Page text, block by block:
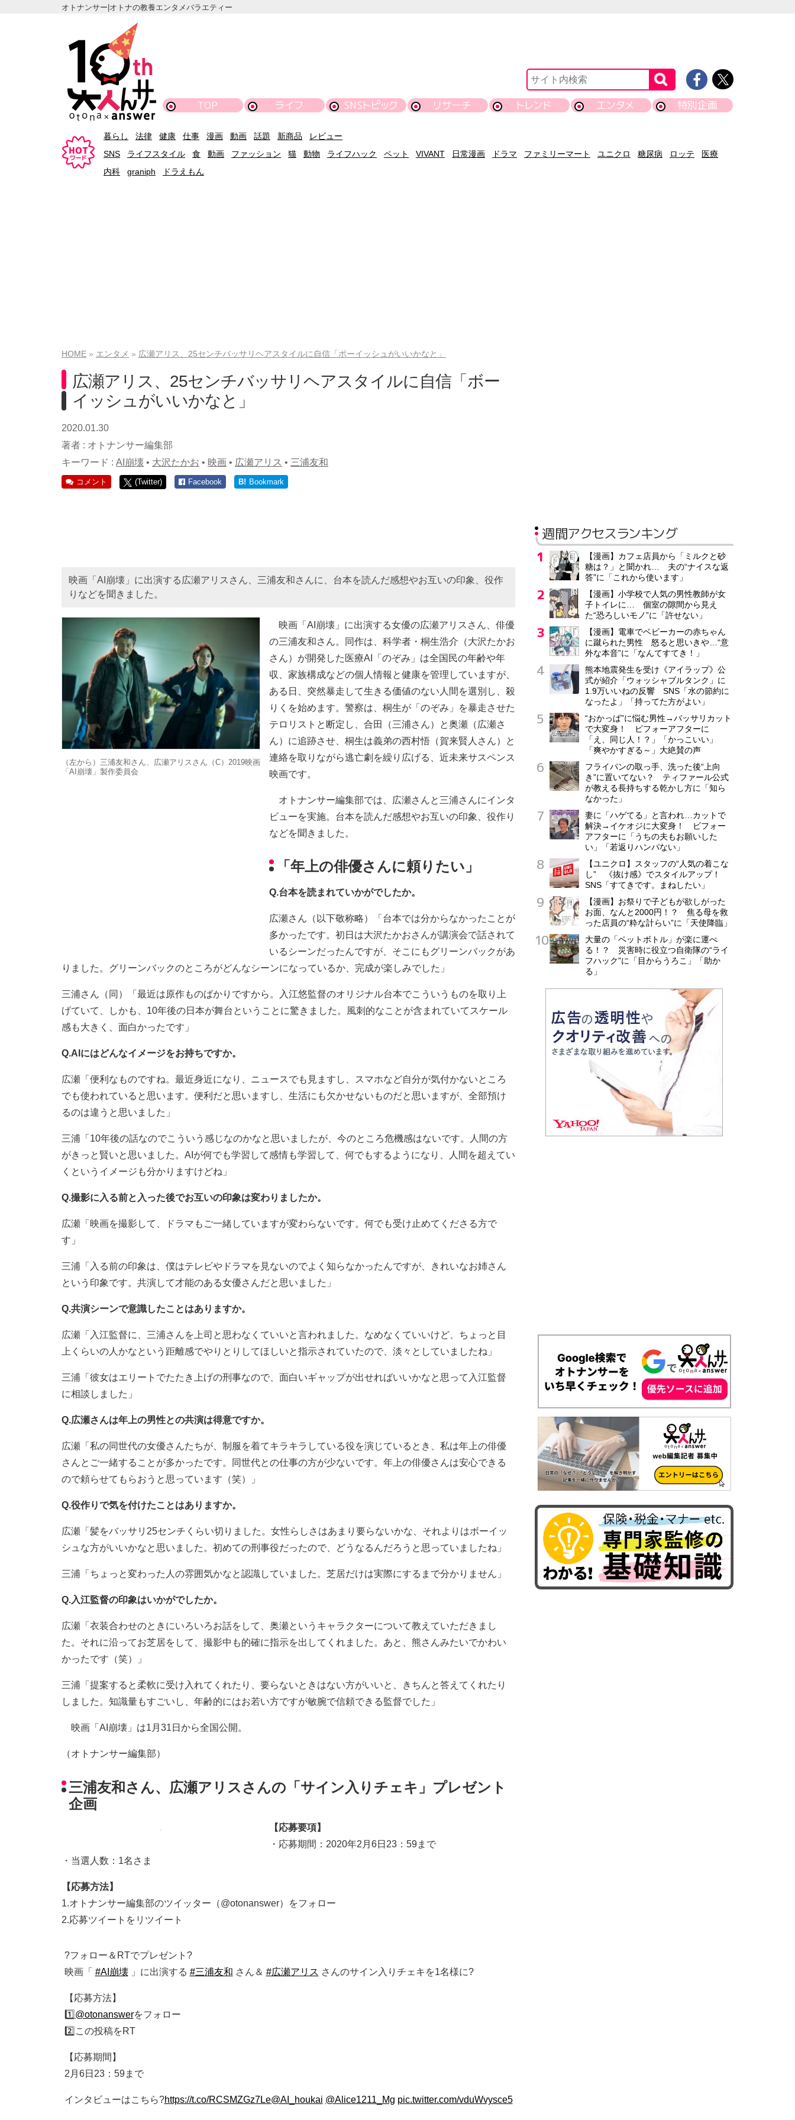
オトナンサー|オトナの教養エンタメバラエティー
TOP ライフ SNSトピック リサーチ トレンド エンタメ 特別企画
暮らし 法律 健康 仕事 漫画 動画 話題 新商品
レビュー
SNS
ライフスタイル 食 動画 ファッション 猫 動物 ライフハック ペット VIVANT 日常漫画 ドラマ ファミリーマート ユニクロ 糖尿病 ロッテ
医療
内科
graniph ドラえもん
HOME エンタメ 広瀬アリス、25センチバッサリヘアスタイルに自信「ボーイッシュがいいかなと」
広瀬アリス、25センチバッサリヘアスタイルに自信「ボー
イッシュがいいかなと」
2020.01.30
著者 : オトナンサー編集部
キーワード : AI崩壊 • 大沢たかお • 映画 • 広瀬アリス • 三浦友和
コメント (Twitter) Facebook B! Bookmark
映画「AI崩壊」に出演する広瀬アリスさん、三浦友和さんに、台本を読んだ感想やお互いの印象、役作
りなどを聞きました。
（左から）三浦友和さん、広瀬アリスさん（C）2019映画
「AI崩壊」製作委員会
映画「AI崩壊」に出演する女優の広瀬アリスさん、俳優
の三浦友和さん。同作は、科学者・桐生浩介（大沢たかお
さん）が開発した医療AI「のぞみ」は全国民の年齢や年
収、家族構成などの個人情報と健康を管理していますが、
ある日、突然暴走して生きる価値のない人間を選別し、殺
りくを始めます。警察は、桐生が「のぞみ」を暴走させた
テロリストと断定し、合田（三浦さん）と奥瀬（広瀬さ
ん）に追跡させ、桐生は義弟の西村悟（賀来賢人さん）と
連絡を取りながら逃亡劇を繰り広げる、近未来サスペンス
映画です。
オトナンサー編集部では、広瀬さんと三浦さんにインタ
ビューを実施。台本を読んだ感想やお互いの印象、役作り
などを聞きました。
「年上の俳優さんに頼りたい」
Q.台本を読まれていかがでしたか。
広瀬さん（以下敬称略）「台本では分からなかったことが
多かったです。初日は大沢たかおさんが講演会で話されて
いるシーンだったんですが、そこにもグリーンバックがあ
りました。グリーンバックのところがどんなシーンになっているか、完成が楽しみでした」
三浦さん（同）「最近は原作ものばかりですから。入江悠監督のオリジナル台本でこういうものを取り上
げていて、しかも、10年後の日本が舞台ということに驚きました。風刺的なことが含まれていてスケール
感も大きく、面白かったです」
Q.AIにはどんなイメージをお持ちですか。
広瀬「便利なものですね。最近身近になり、ニュースでも見ますし、スマホなど自分が気付かないところ
でも使われていると思います。便利だと思いますし、生活にも欠かせないものだと思いますが、全部預け
るのは違うと思いました」
三浦「10年後の話なのでこういう感じなのかなと思いましたが、今のところ危機感はないです。人間の方
がきっと賢いと思いました。AIが何でも学習して感情も学習して、何でもするようになり、人間を超えてい
くというイメージも分かりますけどね」
Q.撮影に入る前と入った後でお互いの印象は変わりましたか。
広瀬「映画を撮影して、ドラマもご一緒していますが変わらないです。何でも受け止めてくださる方で
す」
三浦「入る前の印象は、僕はテレビやドラマを見ないのでよく知らなかったんですが、きれいなお姉さん
という印象です。共演して才能のある女優さんだと思いました」
Q.共演シーンで意識したことはありますか。
広瀬「入江監督に、三浦さんを上司と思わなくていいと言われました。なめなくていいけど、ちょっと目
上くらいの人かなという距離感でやりとりしてほしいと指示されていたので、淡々としていましたね」
三浦「彼女はエリートでたたき上げの刑事なので、面白いギャップが出せればいいかなと思って入江監督
に相談しました」
Q.広瀬さんは年上の男性との共演は得意ですか。
広瀬「私の同世代の女優さんたちが、制服を着てキラキラしている役を演じているとき、私は年上の俳優
さんとご一緒することが多かったです。同世代との仕事の方が少ないです。年上の俳優さんは安心できる
ので頼らせてもらおうと思っています（笑）」
Q.役作りで気を付けたことはありますか。
広瀬「髪をバッサリ25センチくらい切りました。女性らしさはあまり要らないかな、それよりはボーイッ
シュな方がいいかなと思いました。初めての刑事役だったので、どうなるんだろうと思っていましたね」
三浦「ちょっと変わった人の雰囲気かなと認識していました。芝居だけは実際にするまで分かりません」
Q.入江監督の印象はいかがでしたか。
広瀬「衣装合わせのときにいろいろお話をして、奥瀬というキャラクターについて教えていただきまし
た。それに沿ってお芝居をして、撮影中も的確に指示を出してくれました。あと、熊さんみたいでかわい
かったです（笑）」
三浦「提案すると柔軟に受け入れてくれたり、要らないときはない方がいいと、きちんと答えてくれたり
しました。知識量もすごいし、年齢的にはお若い方ですが敏腕で信頼できる監督でした」
映画「AI崩壊」は1月31日から全国公開。
（オトナンサー編集部）
三浦友和さん、広瀬アリスさんの「サイン入りチェキ」プレゼント
企画
【応募要項】
・応募期間：2020年2月6日23：59まで
・当選人数：1名さま
【応募方法】
1.オトナンサー編集部のツイッター（@otonanswer）をフォロー
2.応募ツイートをリツイート
?フォロー＆RTでプレゼント?
映画「 #AI崩壊」に出演する #三浦友和 さん＆ #広瀬アリス さんのサイン入りチェキを1名様に?
【応募方法】
1️⃣ @otonanswerをフォロー
2️⃣この投稿をRT
【応募期間】
2月6日23：59まで
インタビューはこちら?https://t.co/RCSMZGz7Le@AI_houkai @Alice1211_Mg pic.twitter.com/vduWvysce5
週間アクセスランキング
【漫画】カフェ店員から「ミルクと砂
糖は？」と聞かれ… 夫の“ナイスな返
答”に「これから使います」
【漫画】小学校で人気の男性教師が女
子トイレに… 個室の隙間から見え
た“恐ろしいモノ”に「許せない」
【漫画】電車でベビーカーの赤ちゃん
に蹴られた男性 怒ると思いきや…“意
外な本音”に「なんてすてき！」
熊本地震発生を受け《アイラップ》公
式が紹介「ウォッシャブルタンク」に
1.9万いいねの反響 SNS「水の節約に
なったよ」「持ってた方がよい」
“おかっぱ”に悩む男性→バッサリカット
で大変身！ ビフォーアフターに
「え、同じ人！？」「かっこいい」
「爽やかすぎる～」大絶賛の声
フライパンの取っ手、洗った後“上向
き”に置いてない？ ティファール公式
が教える長持ちする乾かし方に「知ら
なかった」
妻に「ハゲてる」と言われ…カットで
解決→イケオジに大変身！ ビフォー
アフターに「うちの夫もお願いした
い」「若返りハンパない」
【ユニクロ】スタッフの“人気の着こな
し” 《抜け感》でスタイルアップ！
SNS「すてきです。まねしたい」
【漫画】お祭りで子どもが欲しがった
お面、なんと2000円！？ 焦る母を救
った店員の“粋な計らい”に「天使降臨」
大量の「ペットボトル」が楽に運べ
る！？ 災害時に役立つ自衛隊の“ライ
フハック”に「目からうろこ」「助か
る」